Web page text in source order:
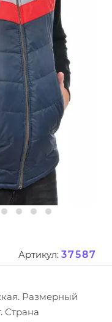
Артикул: 37587
Размерный
Страна